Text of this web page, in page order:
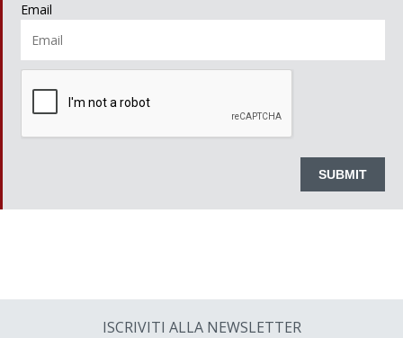
Email
ISCRIVITI ALLA NEWSLETTER